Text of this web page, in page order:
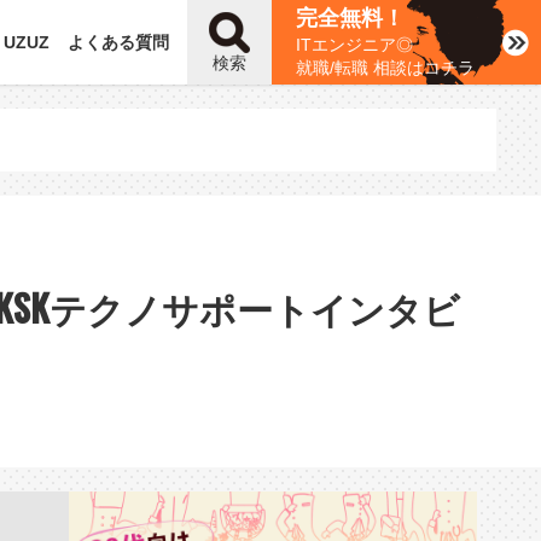
UZUZ
よくある質問
検索
完全無料！
ITエンジニア◎
就職/転職 相談はコチラ
テクノサポートインタビ